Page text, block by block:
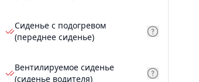
Сиденье с подогревом
(переднее сиденье)
Вентилируемое сиденье
(сиденье водителя)